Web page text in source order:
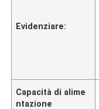
Evidenziare:
Capacità di alime
ntazione